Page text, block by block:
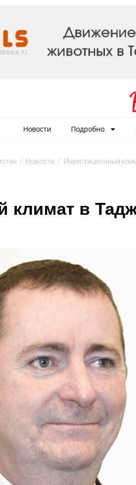
Новости Подробно
/ Новости / Инвестиционный
климат в